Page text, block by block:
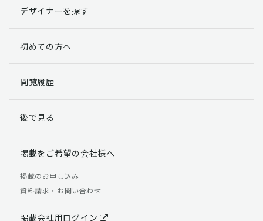
す。
らかじめご了承ください。
個人情報の開示請求について
る権利があります。
「個人情報の取り扱いについて」
【お問合せ先】 個人情報問合せ窓口
TEL：03-5411-7891（平日9:00 ～ 18:00）
デザイナーを探す
初めての方へ
閲覧履歴
後で見る
掲載をご希望の会社様へ
掲載のお申し込み
資料請求・お問い合わせ
掲載会社用ログイン